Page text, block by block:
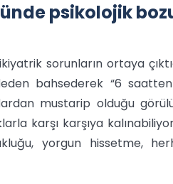
psikolojik
sorunların ortaya
bahsederek “6
mustarip olduğu
karşı karşıya
yorgun hissetme,